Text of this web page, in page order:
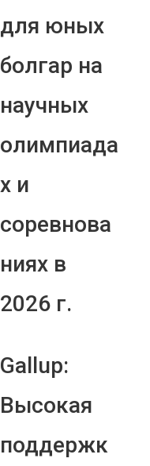
для юных
болгар на
научных
олимпиада
х и
соревнова
ниях в
2026 г.
Gallup:
Высокая
поддержк